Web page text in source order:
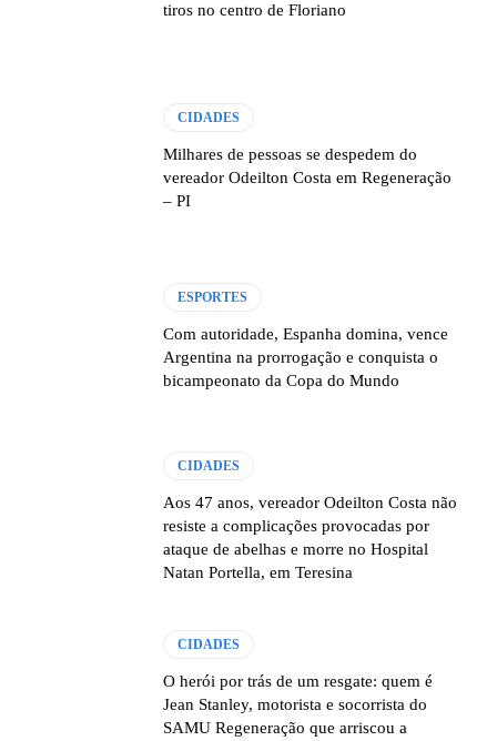
tiros no centro de Floriano
CIDADES
Milhares de pessoas se despedem do
vereador Odeilton Costa em Regeneração
– PI
ESPORTES
Com autoridade, Espanha domina, vence
Argentina na prorrogação e conquista o
bicampeonato da Copa do Mundo
CIDADES
Aos 47 anos, vereador Odeilton Costa não
resiste a complicações provocadas por
ataque de abelhas e morre no Hospital
Natan Portella, em Teresina
CIDADES
O herói por trás de um resgate: quem é
Jean Stanley, motorista e socorrista do
SAMU Regeneração que arriscou a